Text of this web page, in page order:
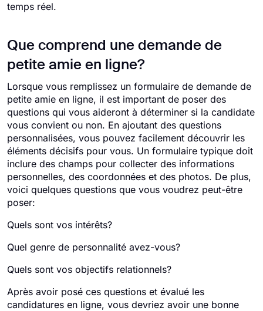
temps réel.
Que comprend une demande de
petite amie en ligne?
Lorsque vous remplissez un formulaire de demande de
petite amie en ligne, il est important de poser des
questions qui vous aideront à déterminer si la candidate
vous convient ou non. En ajoutant des questions
personnalisées, vous pouvez facilement découvrir les
éléments décisifs pour vous. Un formulaire typique doit
inclure des champs pour collecter des informations
personnelles, des coordonnées et des photos. De plus,
voici quelques questions que vous voudrez peut-être
poser:
Quels sont vos intérêts?
Quel genre de personnalité avez-vous?
Quels sont vos objectifs relationnels?
Après avoir posé ces questions et évalué les
candidatures en ligne, vous devriez avoir une bonne